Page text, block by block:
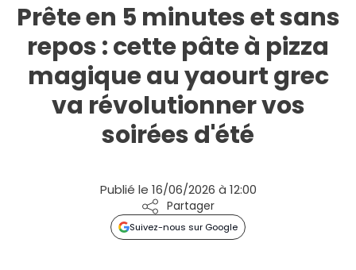
Prête en 5 minutes et sans
repos : cette pâte à pizza
magique au yaourt grec
va révolutionner vos
soirées d'été
Publié le 16/06/2026 à 12:00
Partager
Suivez-nous sur Google